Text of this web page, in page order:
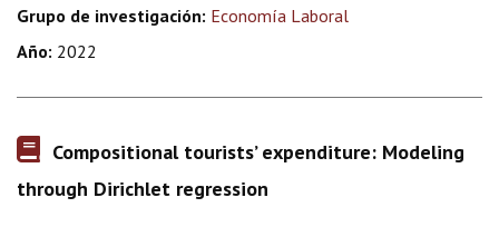
Grupo de investigación: Economía Laboral
Año: 2022
Compositional tourists’ expenditure: Modeling
through Dirichlet regression